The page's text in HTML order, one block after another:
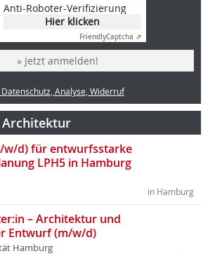
Anti-Roboter-Verifizierung
Hier klicken
FriendlyCaptcha ⇗
» Jetzt anmelden!
Analyse, Widerruf
w/d) für entwurfsstarke
LPH5 in Hamburg
in Hamburg
– Architektur und
Entwurf (m/w/d)
Hamburg